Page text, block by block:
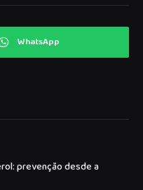
WhatsApp
prevenção desde a